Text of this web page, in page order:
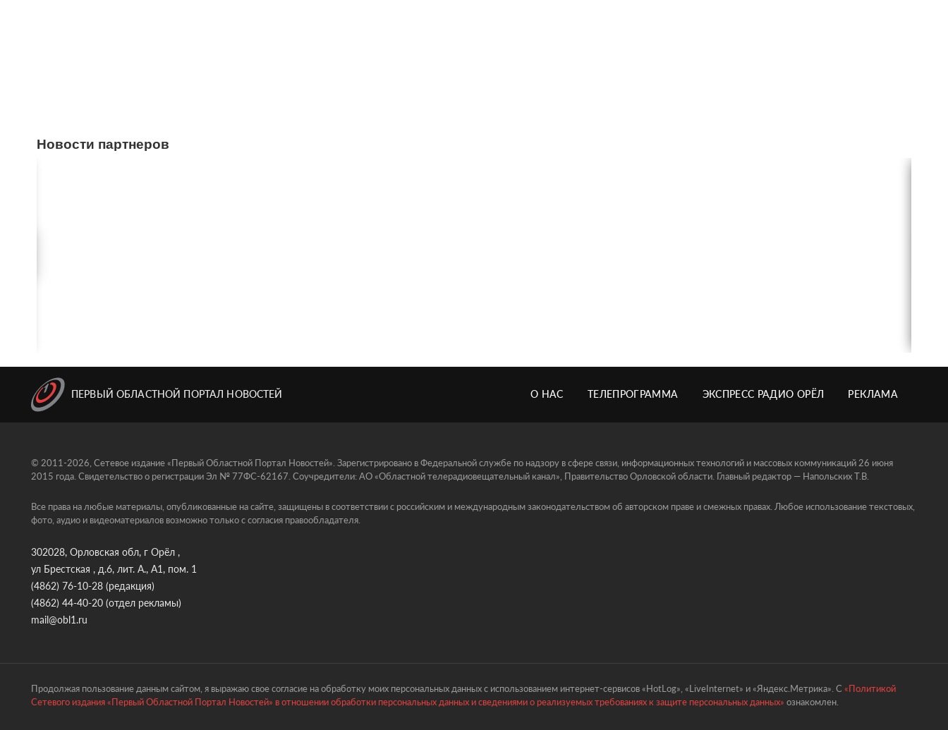
Новости партнеров
ПЕРВЫЙ ОБЛАСТНОЙ ПОРТАЛ НОВОСТЕЙ О НАС ТЕЛЕПРОГРАММА ЭКСПРЕСС РАДИО ОРЁЛ РЕКЛАМА
© 2011-2026, Сетевое издание «Первый Областной Портал Новостей». Зарегистрировано в Федеральной службе по надзору в сфере связи, информационных технологий и массовых коммуникаций 26 июня
2015 года. Свидетельство о регистрации Эл № 77ФС-62167. Соучредители: АО «Областной телерадиовещательный канал», Правительство Орловской области. Главный редактор — Напольских Т.В.
Все права на любые материалы, опубликованные на сайте, защищены в соответствии с российским и международным законодательством об авторском праве и смежных правах. Любое использование текстовых,
фото, аудио и видеоматериалов возможно только с согласия правообладателя.
302028, Орловская обл, г Орёл ,
ул Брестская , д.6, лит. А., А1, пом. 1
(4862) 76-10-28 (редакция)
(4862) 44-40-20 (отдел рекламы)
mail@obl1.ru
Продолжая пользование данным сайтом, я выражаю свое согласие на обработку моих персональных данных с использованием интернет-сервисов «HotLog», «LiveInternet» и «Яндекс.Метрика». С«Политикой
Сетевого издания «Первый Областной Портал Новостей» в отношении обработки персональных данных и сведениями о реализуемых требованиях к защите персональных данных»ознакомлен.